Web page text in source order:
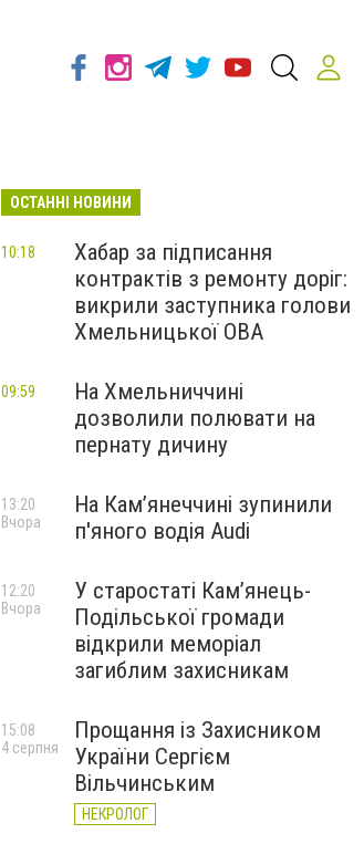
ОСТАННІ НОВИНИ
Хабар за підписання
контрактів з ремонту доріг:
викрили заступника голови
Хмельницької ОВА
10:18
На Хмельниччині
дозволили полювати на
пернату дичину
09:59
На Камʼянеччині зупинили
п'яного водія Audi
13:20
Вчора
У старостаті Кам’янець-
Подільської громади
відкрили меморіал
загиблим захисникам
12:20
Вчора
Прощання із Захисником
України Сергієм
Вільчинським
НЕКРОЛОГ
15:08
4 серпня